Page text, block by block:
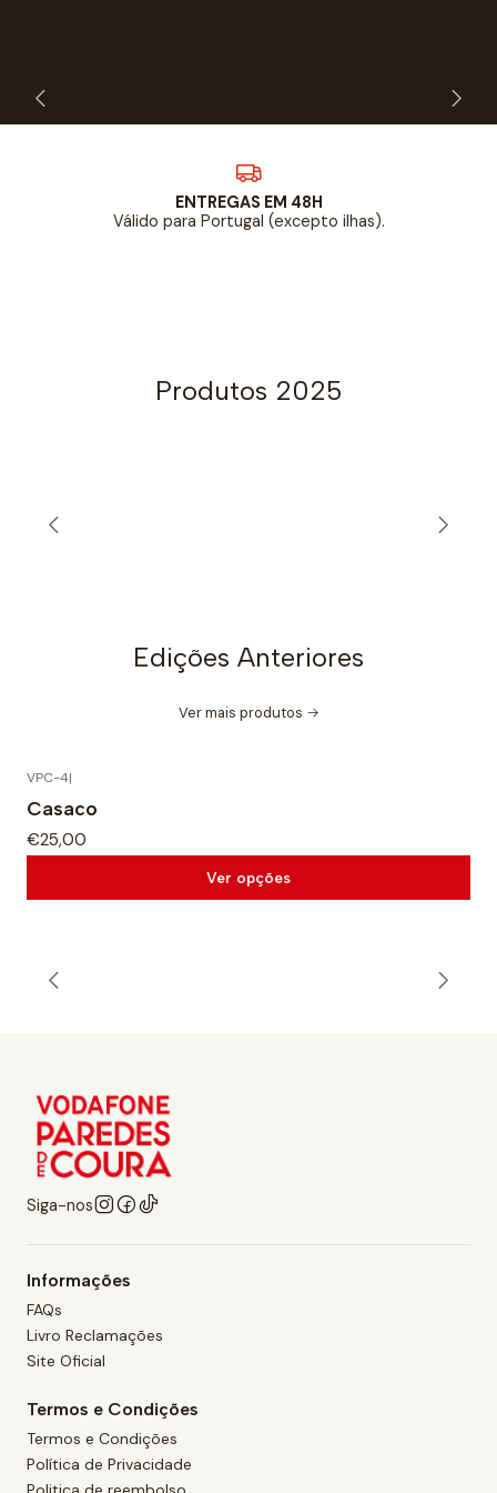
ENTREGAS EM 48H
Válido para Portugal (excepto ilhas).
Produtos 2025
Edições Anteriores
Ver mais produtos
VPC-4|
Casaco
€25,00
Ver opções
Siga-nos
Informações
FAQs
Livro Reclamações
Site Oficial
Termos e Condições
Termos e Condições
Política de Privacidade